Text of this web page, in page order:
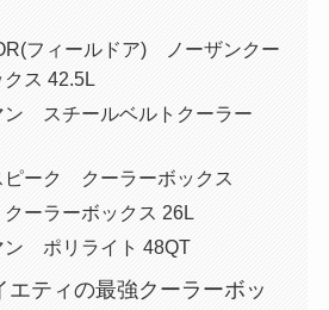
フィールドア) ノーザンクー
クス 42.5L
ン スチールベルトクーラー
ピーク クーラーボックス
ーラーボックス 26L
ン ポリライト 48QT
エティの最強クーラーボッ